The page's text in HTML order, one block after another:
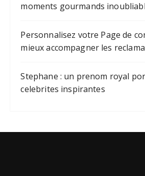
moments gourmands
Personnalisez votre Page de
mieux accompagner les
Stephane : un prenom royal
celebrites inspirantes